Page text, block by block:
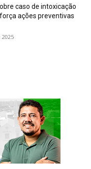
caso de intoxicação
ações preventivas